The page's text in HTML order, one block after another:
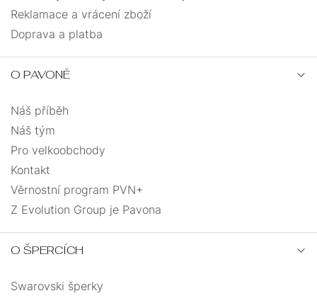
Reklamace a vrácení zboží
Doprava a platba
O PAVONĚ
Náš příběh
Náš tým
Pro velkoobchody
Kontakt
Věrnostní program PVN+
Z Evolution Group je Pavona
O ŠPERCÍCH
Swarovski šperky